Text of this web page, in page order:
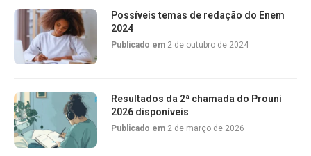
Possíveis temas de redação do Enem
2024
Publicado em 2 de outubro de 2024
Resultados da 2ª chamada do Prouni
2026 disponíveis
Publicado em 2 de março de 2026